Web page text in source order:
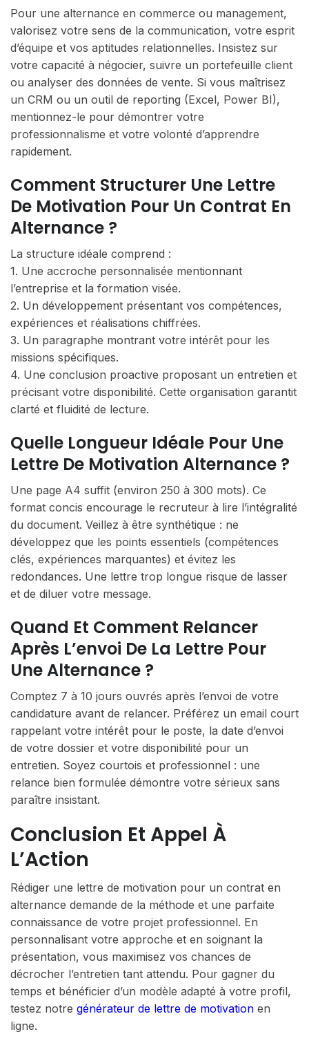
Pour une alternance en commerce ou management,
valorisez votre sens de la communication, votre esprit
d’équipe et vos aptitudes relationnelles. Insistez sur
votre capacité à négocier, suivre un portefeuille client
ou analyser des données de vente. Si vous maîtrisez
un CRM ou un outil de reporting (Excel, Power BI),
mentionnez-le pour démontrer votre
professionnalisme et votre volonté d’apprendre
rapidement.
Comment Structurer Une Lettre
De Motivation Pour Un Contrat En
Alternance ?
La structure idéale comprend :
1. Une accroche personnalisée mentionnant
l’entreprise et la formation visée.
2. Un développement présentant vos compétences,
expériences et réalisations chiffrées.
3. Un paragraphe montrant votre intérêt pour les
missions spécifiques.
4. Une conclusion proactive proposant un entretien et
précisant votre disponibilité. Cette organisation garantit
clarté et fluidité de lecture.
Quelle Longueur Idéale Pour Une
Lettre De Motivation Alternance ?
Une page A4 suffit (environ 250 à 300 mots). Ce
format concis encourage le recruteur à lire l’intégralité
du document. Veillez à être synthétique : ne
développez que les points essentiels (compétences
clés, expériences marquantes) et évitez les
redondances. Une lettre trop longue risque de lasser
et de diluer votre message.
Quand Et Comment Relancer
Après L’envoi De La Lettre Pour
Une Alternance ?
Comptez 7 à 10 jours ouvrés après l’envoi de votre
candidature avant de relancer. Préférez un email court
rappelant votre intérêt pour le poste, la date d’envoi
de votre dossier et votre disponibilité pour un
entretien. Soyez courtois et professionnel : une
relance bien formulée démontre votre sérieux sans
paraître insistant.
Conclusion Et Appel À
L’Action
Rédiger une lettre de motivation pour un contrat en
alternance demande de la méthode et une parfaite
connaissance de votre projet professionnel. En
personnalisant votre approche et en soignant la
présentation, vous maximisez vos chances de
décrocher l’entretien tant attendu. Pour gagner du
temps et bénéficier d’un modèle adapté à votre profil,
testez notre générateur de lettre de motivation en
ligne.